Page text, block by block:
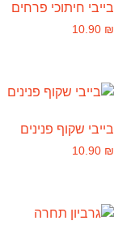
בייבי חיתוכי פרחים
10.90 ₪
בייבי שקוף פנינים
10.90 ₪